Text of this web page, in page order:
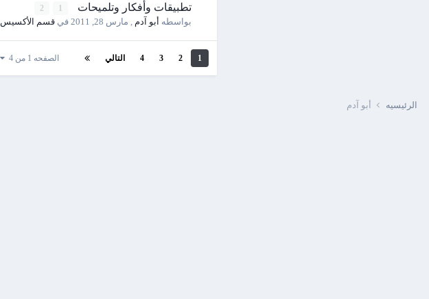
تطبيقات وأفكار وتلميحات 1
2
بواسطه أبو آدم مارس 28, 2011 في قسم الأكسيس Access
1
2
3
4 التالي الصفحه 1 من 4
الرئيسيه أبو آدم